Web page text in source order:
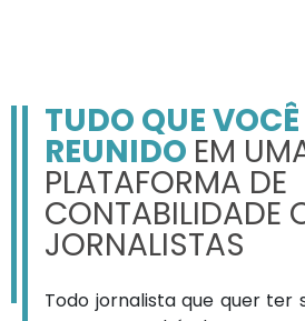
TUDO QUE
REUNIDO EM
PLATAFORMA DE
CONTABILIDADE
JORNALISTAS
Todo jornalista que quer ter